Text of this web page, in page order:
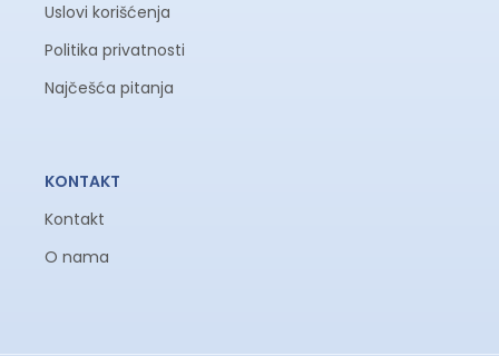
Uslovi korišćenja
Politika privatnosti
Najčešća pitanja
KONTAKT
Kontakt
O nama